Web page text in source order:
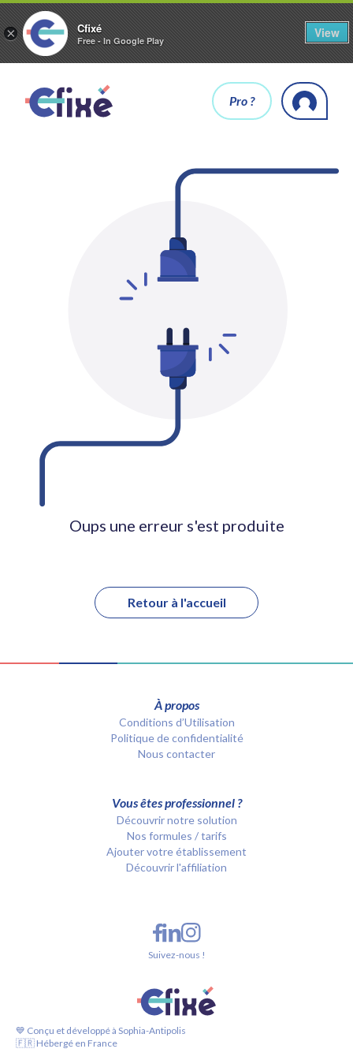
× Cfixé
Free - In Google Play
View
Pro ?
Oups une erreur s'est produite
Retour à l'accueil
À propos
Conditions d’Utilisation
Politique de confidentialité
Nous contacter
Vous êtes professionnel ?
Découvrir notre solution
Nos formules / tarifs
Ajouter votre établissement
Découvrir l'affiliation
💙 Conçu et développé à Sophia-Antipolis
🇫🇷 Hébergé en France
Suivez-nous !